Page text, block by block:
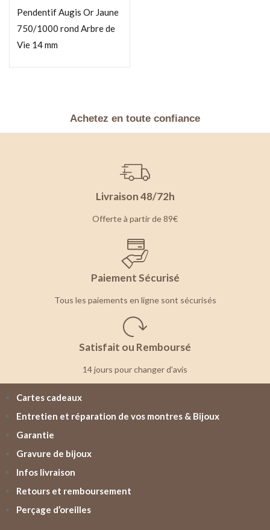
Pendentif Augis Or Jaune
750/1000 rond Arbre de
Vie 14 mm
Achetez en toute confiance
Livraison 48/72h
Offerte à partir de 89€
Paiement Sécurisé
Tous les paiements en ligne sont sécurisés
Satisfait ou Remboursé
14 jours pour changer d'avis
Cartes cadeaux
Entretien et réparation de vos montres & Bijoux
Garantie
Gravure de bijoux
Infos livraison
Retours et remboursement
Perçage d’oreilles